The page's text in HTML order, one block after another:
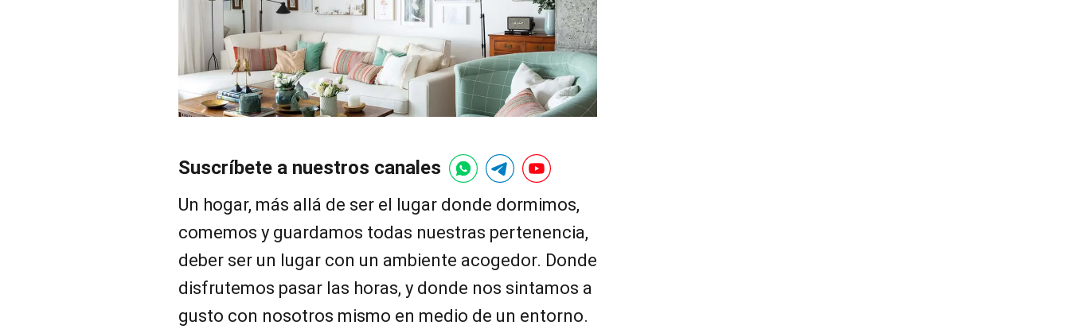
Suscríbete a nuestros canales
Un hogar, más allá de ser el lugar donde dormimos,
comemos y guardamos todas nuestras pertenencia,
deber ser un lugar con un ambiente acogedor. Donde
disfrutemos pasar las horas, y donde nos sintamos a
gusto con nosotros mismo en medio de un entorno.